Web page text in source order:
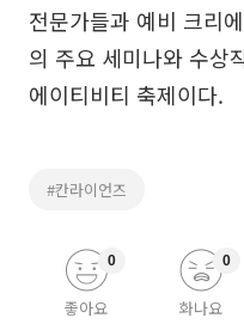
전문가들과 예비 크리
의 주요 세미나와 수상
에이티비티 축제이다.
#칸라이언즈
좋아요
0
화나요
0